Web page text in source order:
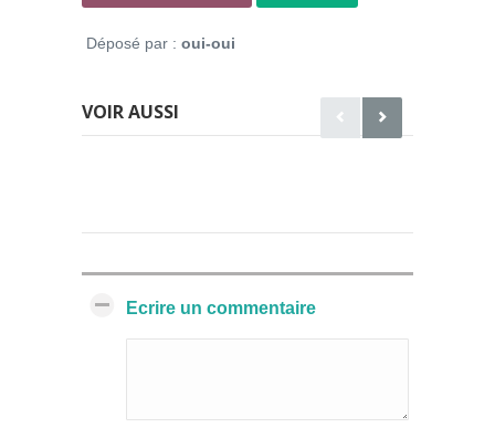
Déposé par : oui-oui
VOIR AUSSI
Ecrire un commentaire